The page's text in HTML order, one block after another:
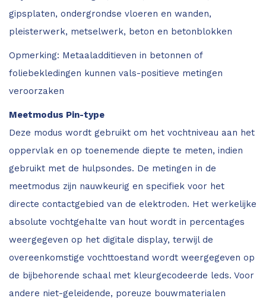
gipsplaten, ondergrondse vloeren en wanden,
pleisterwerk, metselwerk, beton en betonblokken
Opmerking: Metaaladditieven in betonnen of
foliebekledingen kunnen vals-positieve metingen
veroorzaken
Meetmodus Pin-type
Deze modus wordt gebruikt om het vochtniveau aan het
oppervlak en op toenemende diepte te meten, indien
gebruikt met de hulpsondes. De metingen in de
meetmodus zijn nauwkeurig en specifiek voor het
directe contactgebied van de elektroden. Het werkelijke
absolute vochtgehalte van hout wordt in percentages
weergegeven op het digitale display, terwijl de
overeenkomstige vochttoestand wordt weergegeven op
de bijbehorende schaal met kleurgecodeerde leds. Voor
andere niet-geleidende, poreuze bouwmaterialen